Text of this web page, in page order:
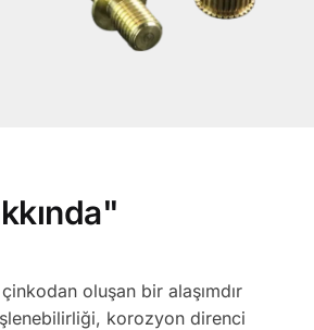
oluşan bir alaşımdır
korozyon direnci